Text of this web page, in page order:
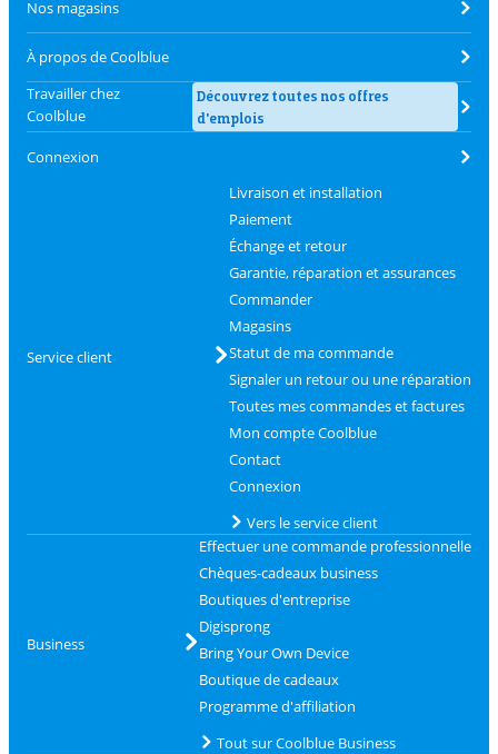
Nos magasins
À propos de Coolblue
Travailler chez
Coolblue
Découvrez toutes nos offres
d'emplois
Connexion
Service client
Livraison et installation
Paiement
Échange et retour
Garantie, réparation et assurances
Commander
Magasins
Statut de ma commande
Signaler un retour ou une réparation
Toutes mes commandes et factures
Mon compte Coolblue
Contact
Connexion
Vers le service client
Business
Effectuer une commande professionnelle
Chèques-cadeaux business
Boutiques d'entreprise
Digisprong
Bring Your Own Device
Boutique de cadeaux
Programme d'affiliation
Tout sur Coolblue Business